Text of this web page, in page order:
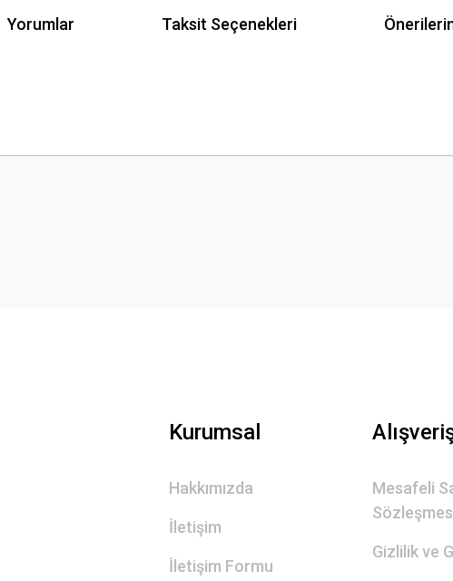
Yorumlar Taksit Seçenekleri
Kurumsal
Hakkımızda
İletişim
İletişim Formu
Mesafeli
Gizlilik ve